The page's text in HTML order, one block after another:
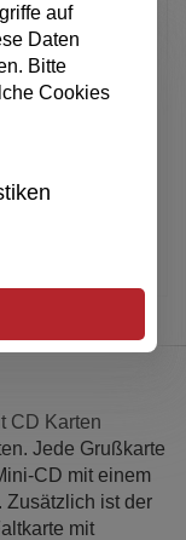
CD Karten
Jede Grußkarte
CD mit einem
Zusätzlich ist der
mit
auf
Daten
Bitte
Cookies